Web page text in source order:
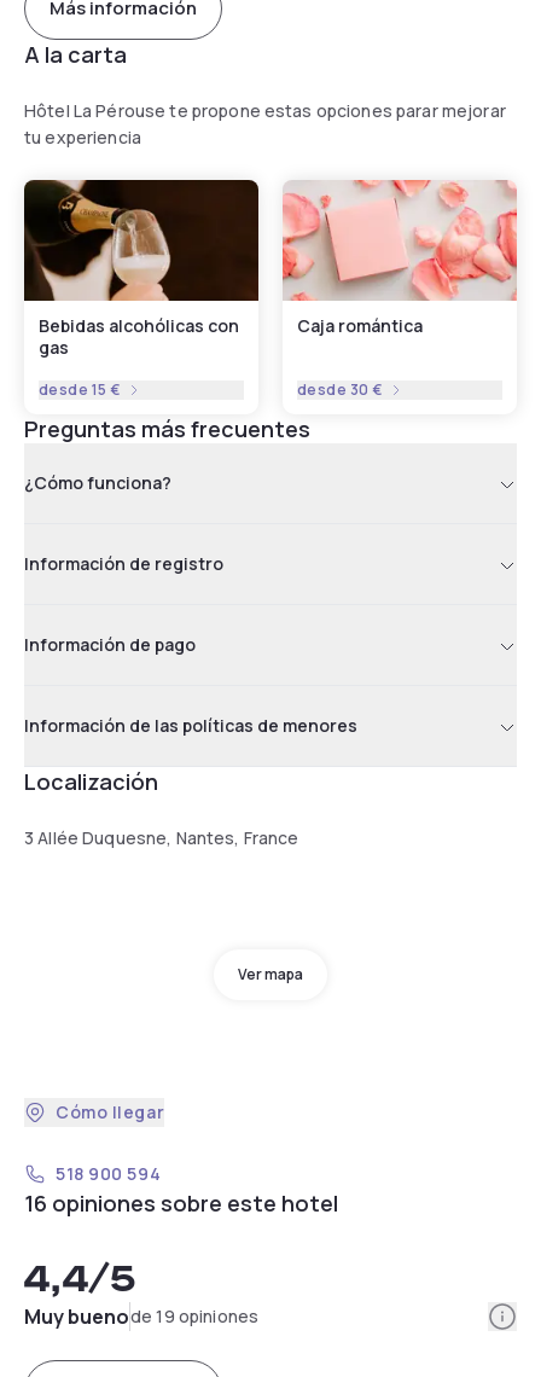
Más información
A la carta
Hôtel La Pérouse te propone estas opciones parar mejorar
tu experiencia
Bebidas alcohólicas con
gas
desde 15 €
Caja romántica
desde 30 €
Preguntas más frecuentes
¿Cómo funciona?
Información de registro
Información de pago
Información de las políticas de menores
Localización
3 Allée Duquesne, Nantes, France
Ver mapa
Cómo llegar
518 900 594
16 opiniones sobre este hotel
4,4/5
Muy buenode 19 opiniones